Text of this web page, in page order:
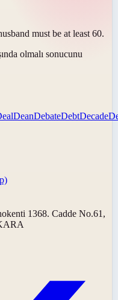
must be at least 60.
olmalı sonucunu
DeanDebateDebtDecade
1368. Cadde No.61,